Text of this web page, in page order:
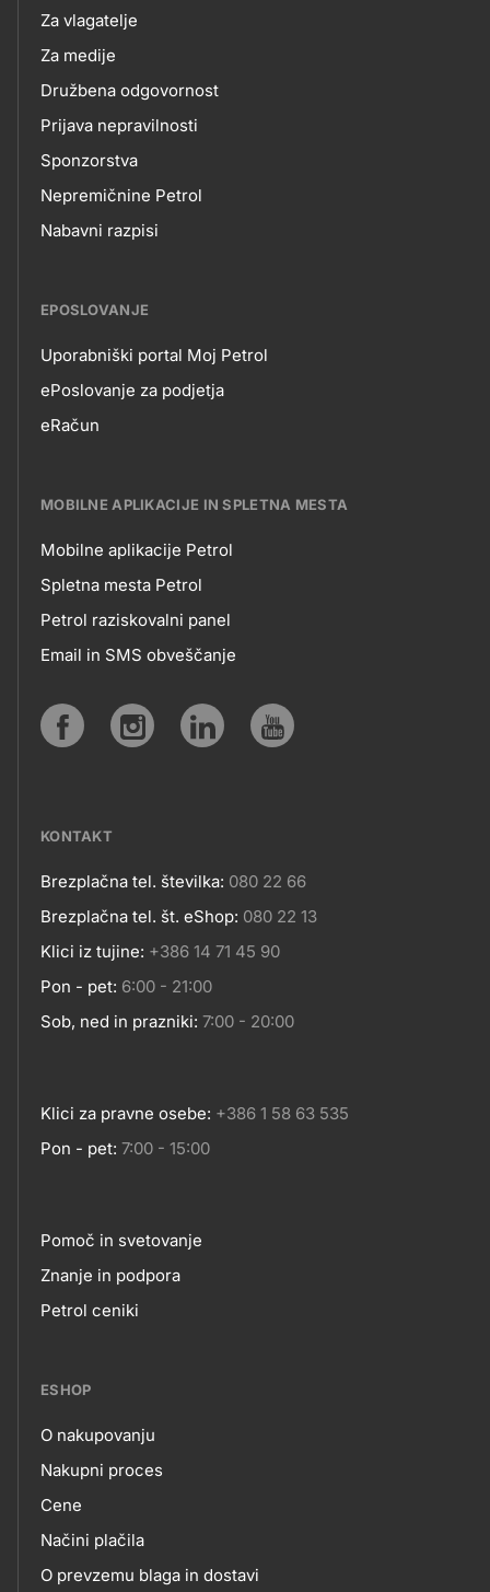
Za vlagatelje
Za medije
Družbena odgovornost
Prijava nepravilnosti
Sponzorstva
Nepremičnine Petrol
Nabavni razpisi
EPOSLOVANJE
EPOSLOVANJE
Uporabniški portal Moj Petrol
ePoslovanje za podjetja
eRačun
MOBILNE APLIKACIJE IN SPLETNA MESTA
MOBILNE
APLIKACIJE
SPLETNA
Mobilne aplikacije Petrol
Spletna mesta Petrol
Petrol raziskovalni panel
Email in SMS obveščanje
KONTAKT
Kontakt
Brezplačna tel. številka: 080 22 66
Brezplačna tel. št. eShop: 080 22 13
Klici iz tujine: +386 14 71 45 90
Pon - pet: 6:00 - 21:00
Sob, ned in prazniki: 7:00 - 20:00
Klici za pravne osebe: +386 1 58 63 535
Pon - pet: 7:00 - 15:00
Footer
links
Pomoč in svetovanje
Znanje in podpora
Petrol ceniki
ESHOP
eshop
O nakupovanju
Nakupni proces
Cene
Načini plačila
O prevzemu blaga in dostavi